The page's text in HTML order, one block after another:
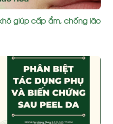
giúp cấp ẩm, chống lão